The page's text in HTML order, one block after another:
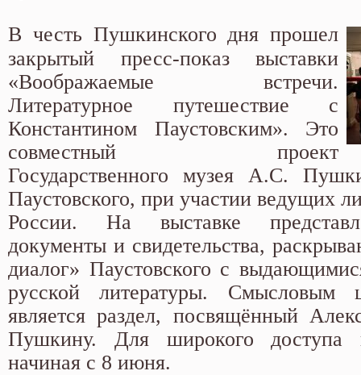
В честь Пушкинского дня прошел
закрытый пресс-показ выставки
«Воображаемые встречи.
Литературное путешествие с
Константином Паустовским». Это
совместный проект
Государственного музея А.С.
Паустовского, при участии ведущих
России. На выставке
документы и свидетельства,
диалог» Паустовского с
русской литературы. Смысловым
является раздел, посвящённый
Пушкину. Для широкого доступа
начиная с 8 июня.